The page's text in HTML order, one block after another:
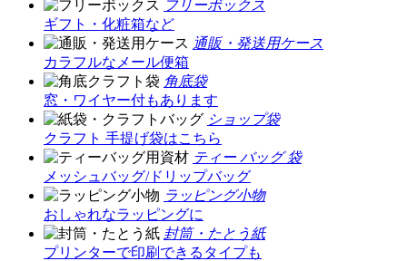
フリーボックス
ギフト・化粧箱など
通販・発送用ケース
カラフルなメール便箱
角底袋
窓・ワイヤー付もあります
ショップ袋
クラフト 手提げ袋はこちら
ティー バッグ 袋
メッシュバッグ/ドリップバッグ
ラッピング小物
おしゃれなラッピングに
封筒・たとう紙
プリンターで印刷できるタイプも